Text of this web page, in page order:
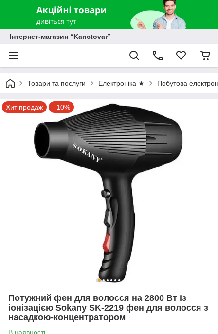
Інтернет-магазин “Kanctovar”
Товари та послуги Електроніка ★ Побутова
Хит продаж –10%
Потужний фен для волосся на 2800 Вт із
іонізацією Sokany SK-2219 фен для волосся з
насадкою-концентратором
В наявності